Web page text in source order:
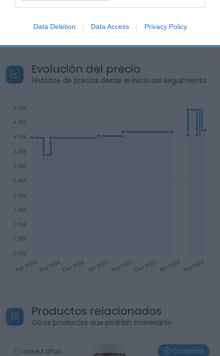
Data Deletion Data Access Privacy Policy
Fibra alimentaria0 g-0 g-Proteínas1.5 g3 %7.3 g-
Conservar en lugar fresco y seco.
Evolución del precio
Histórico de precios desde el inicio del seguimiento
Productos relacionados
Otros productos que podrían interesarte
hace 3 años Comparar